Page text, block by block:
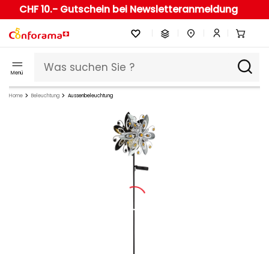
CHF 10.- Gutschein bei Newsletteranmeldung
Menü
Home Beleuchtung Aussenbeleuchtung